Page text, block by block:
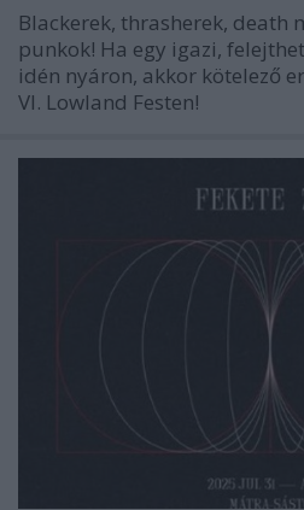
Blackerek, thrasherek, death
punkok! Ha egy igazi,
idén nyáron, akkor kötelező
VI. Lowland Festen!